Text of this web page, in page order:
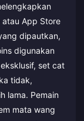
atau App Store
dipautkan,
digunakan
set cat
tidak,
lama. Pemain
mata wang